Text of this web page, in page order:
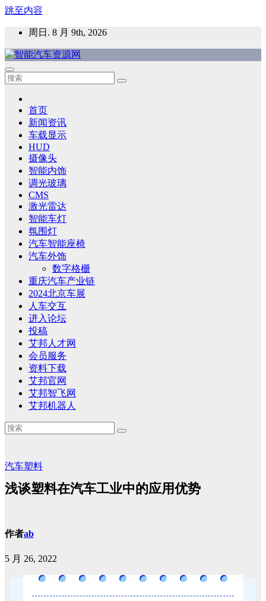
跳至内容
周日. 8 月 9th, 2026
智能汽车资源网
智能表面，智能内饰，新能源汽车，HMI，人车交互，智能车
首页
新闻资讯
车载显示
HUD
摄像头
智能内饰
调光玻璃
CMS
激光雷达
智能车灯
氛围灯
汽车智能座椅
汽车外饰
数字格栅
重庆汽车产业链
2024北京车展
人车交互
进入论坛
投稿
艾邦人才网
会员服务
资料下载
艾邦官网
艾邦智飞网
艾邦机器人
汽车塑料
浅谈塑料在汽车工业中的应用优势
作者ab
5 月 26, 2022